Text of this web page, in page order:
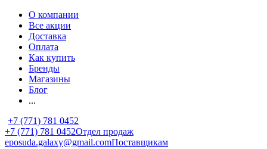
О компании
Все акции
Доставка
Оплата
Как купить
Бренды
Магазины
Блог
...
+7 (771) 781 0452
+7 (771) 781 0452Отдел продаж
eposuda.galaxy@gmail.comПоставщикам